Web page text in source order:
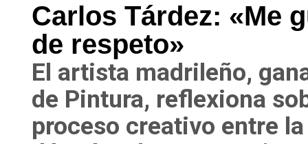
Carlos Tárdez: «Me
de respeto»
El artista madrileño,
de Pintura, reflexiona
proceso creativo entre